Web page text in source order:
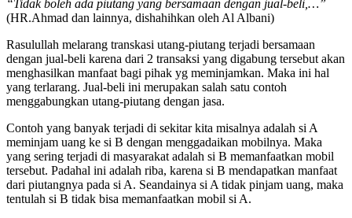
“Tidak boleh ada piutang yang bersamaan dengan jual-beli,…”
(HR.Ahmad dan lainnya, dishahihkan oleh Al Albani)
Rasulullah melarang transkasi utang-piutang terjadi bersamaan
dengan jual-beli karena dari 2 transaksi yang digabung tersebut akan
menghasilkan manfaat bagi pihak yg meminjamkan. Maka ini hal
yang terlarang. Jual-beli ini merupakan salah satu contoh
menggabungkan utang-piutang dengan jasa.
Contoh yang banyak terjadi di sekitar kita misalnya adalah si A
meminjam uang ke si B dengan menggadaikan mobilnya. Maka
yang sering terjadi di masyarakat adalah si B memanfaatkan mobil
tersebut. Padahal ini adalah riba, karena si B mendapatkan manfaat
dari piutangnya pada si A. Seandainya si A tidak pinjam uang, maka
tentulah si B tidak bisa memanfaatkan mobil si A.